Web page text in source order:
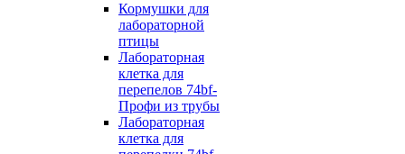
Кормушки для
лабораторной
птицы
Лабораторная
клетка для
перепелов 74bf-
Профи из трубы
Лабораторная
клетка для